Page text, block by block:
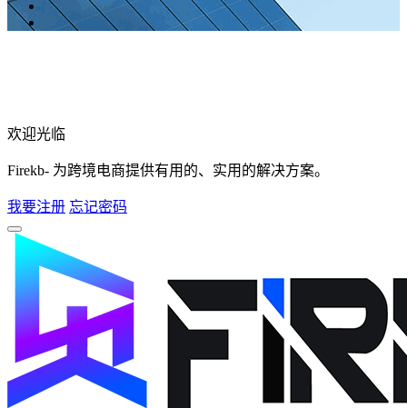
欢迎光临
Firekb- 为跨境电商提供有用的、实用的解决方案。
我要注册 忘记密码